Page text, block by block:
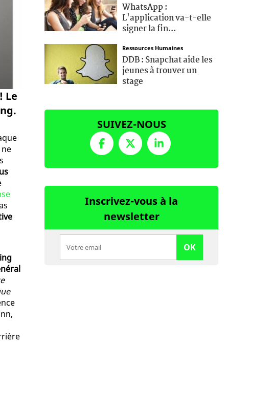
Le
WhatsApp :
L'application va-t-elle
signer la fin...
Ressources Humaines
DDB : Snapchat aide les
jeunes à trouver un
stage
SUIVEZ-NOUS
Inscrivez-vous à la
newsletter
OK